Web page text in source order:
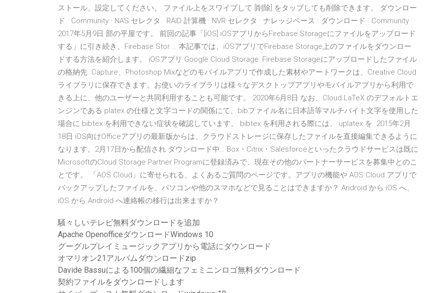
ストール、設定してください。 ファイル上をスワイプして [削除] をタップしても削除できます。 ダウンロー
ド · Community · NAS セレクタ · RAID 計算機 · NVR セレクタ · ナレッジベース · ダウンロード · Community
2017年5月9日 部の平屋です。 前回の記事「[iOS] iOSアプリからFirebase Storageにファイルをアップロード
する」に引き続き、Firebase Stor … 本記事では、iOSアプリでFirebase Storage上のファイルをダウンロー
ドする方法を紹介します。 iOSアプリ Google Cloud Storage: Firebase Storageにアップロードしたファイル
の格納先 Capture、Photoshop Mixなどのモバイルアプリで作成した素材やアートワークは、Creative Cloud
ライブラリに保存できます。お使いのライブラリは様々なデスクトップアプリやモバイルアプリから利用で
きる上に、他のユーザーと共同利用することも可能です。 2020年6月8日 なお、Cloud LaTeX のデフォルトエ
ンジンである platex の仕様と文字コードの関係にて、bibファイル名に日本語等マルチバイト文字を使用した
場合に bibtex を利用できない症状を確認しています。 bibtex を利用される際には、 uplatex を 2015年2月
18日 iOS向けOfficeアプリの最新版からは、クラウドストレージに保存したファイルを直接編集できるように
なります。2月17日から配信され ダウンロード中… Box・Citrix・Salesforceといったクラウドサービスは既に
MicrosoftのCloud Storage Partner Programに登録済みで、現在その他のパートナーサービスを募集中とのこ
とです。 「AOS Cloud」に寄せられる、よくあるご質問のページです。アプリの機能や AOS Cloud アプリで
バックアップしたファイルを、パソコンや他のスマホなどで見ることはできますか？ Android から iOS へ、
iOS から Android へ連絡帳の移行は出来ますか？
騒々しいテレビ無料ダウンロードを追加
Apache OpenofficeダウンロードWindows 10
グーグルプレイミュージックアプリから電話にダウンロード
オマリオン21アルバムダウンロードzip
Davide Bassuによる100個の繊細なフェミニンロゴ無料ダウンロード
契約ファイルをダウンロードします